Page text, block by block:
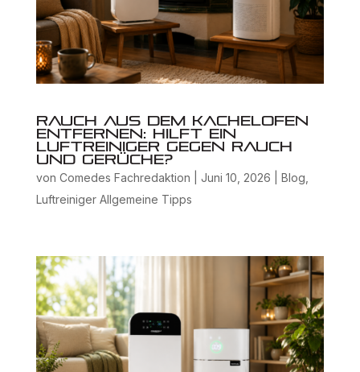
Rauch aus dem Kachelofen
entfernen: Hilft ein
Luftreiniger gegen Rauch
und Gerüche?
von Comedes Fachredaktion Juni 10, 2026 Blog
Luftreiniger Allgemeine Tipps